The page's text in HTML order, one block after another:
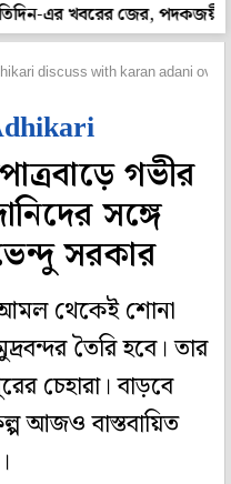
খবরের জের, পদকজয়ীদের
discuss with karan adani over
গভীর
সঙ্গে
সরকার
থেকেই শোনা
তৈরি হবে। তার
চেহারা। বাড়বে
আজও বাস্তবায়িত